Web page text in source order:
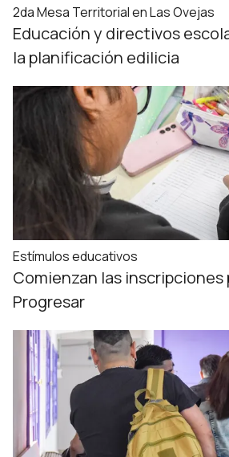
2da Mesa Territorial en Las Ovejas
Educación y directivos
la planificación edilicia
Estímulos educativos
Comienzan las inscripciones
Progresar